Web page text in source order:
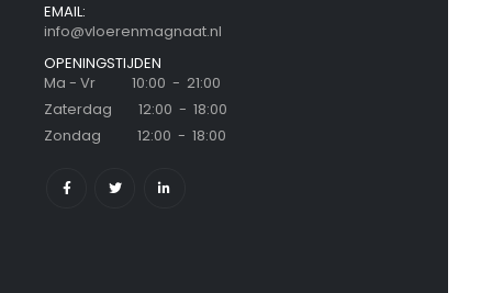
EMAIL:
info@vloerenmagnaat.nl
OPENINGSTIJDEN
Ma - Vr 10:00 - 21:00
Zaterdag 12:00 - 18:00
Zondag 12:00 - 18:00